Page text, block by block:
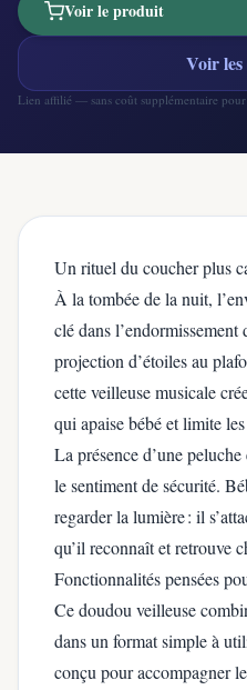
Voir le produit
Voir
Lien affilié — sans coût supplémentaire
Un rituel du coucher plus
À la tombée de la nuit,
clé dans l’endormissement
projection d’étoiles au
cette veilleuse musicale
qui apaise bébé et limite
La présence d’une
le sentiment de sécurité.
regarder la lumière : il
qu’il reconnaît et retrouve
Fonctionnalités pensées
Ce doudou veilleuse
dans un format simple à
conçu pour accompagner